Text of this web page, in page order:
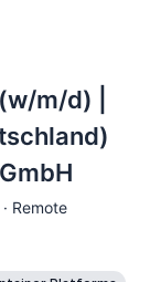
m/d) |
Remote